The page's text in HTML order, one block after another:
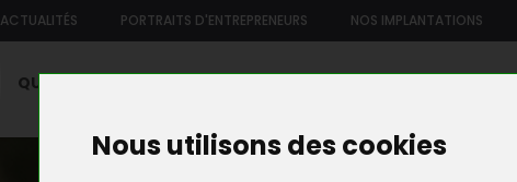
Nous utilisons des cookies
ACTUALITÉS PORTRAITS D'ENTREPRENEURS NOS IMPLANTATIONS
QUI SOMMES-NOUS